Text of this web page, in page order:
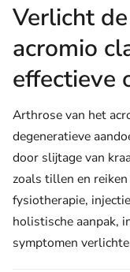
Verlicht
acromio
effectieve
Arthrose van het
degeneratieve
door slijtage van
zoals tillen en
fysiotherapie,
holistische aanpak,
symptomen